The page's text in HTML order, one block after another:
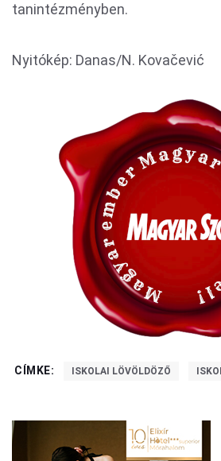
tanintézményben.
Nyitókép: Danas/N. Kovačević
CÍMKE: ISKOLAI LÖVÖLDÖZŐ